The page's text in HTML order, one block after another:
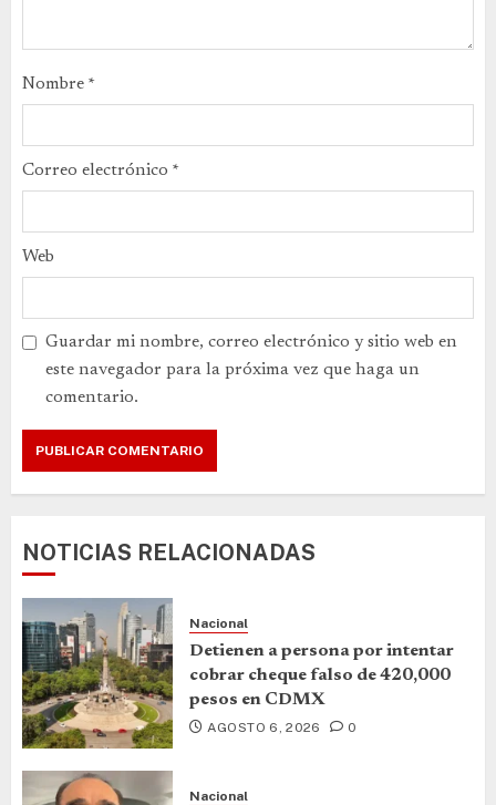
Nombre *
Correo electrónico *
Web
Guardar mi nombre, correo electrónico y sitio web en
este navegador para la próxima vez que haga un
comentario.
NOTICIAS RELACIONADAS
Nacional
Detienen a persona por intentar
cobrar cheque falso de 420,000
pesos en CDMX
AGOSTO 6, 2026 0
Nacional